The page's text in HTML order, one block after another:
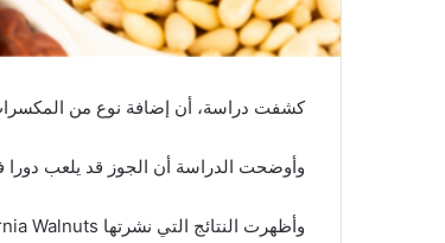
كشفت دراسة، أن إضافة نوع من
وأوضحت الدراسة أن الجوز قد يلعب